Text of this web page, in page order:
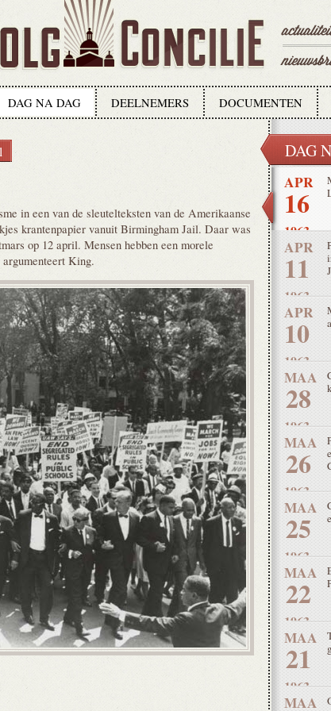
DAG NA DAG DEELNEMERS DOCUMENTEN
in een van de sleutelteksten van de Amerikaanse
krantenpapier vanuit Birmingham Jail. Daar was
op 12 april. Mensen hebben een morele
King.
DAG
1963
MEI
14
1963
APR
20
1963
APR
16
1963
APR
11
1963
APR
10
1963
MAA
28
1963
MAA
26
1963
MAA
25
1963
MAA
22
1963
MAA
21
1963
MAA